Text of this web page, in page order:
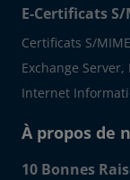
E-Certificats S/
Certificats S/MIME
Exchange Server,
Internet
À propos de
10 Bonnes